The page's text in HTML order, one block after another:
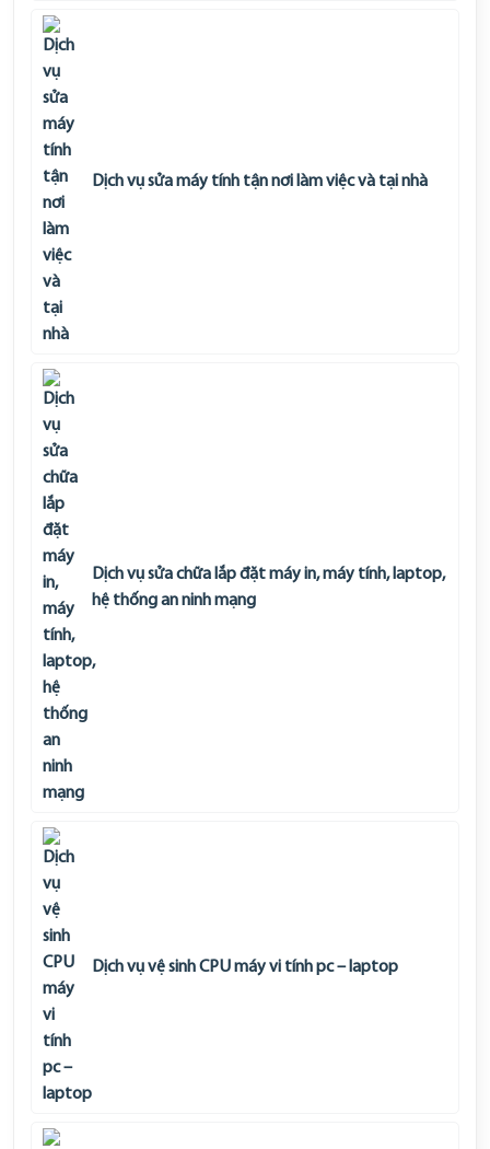
Dịch vụ sửa máy tính tận nơi làm việc và tại nhà
Dịch vụ sửa chữa lắp đặt máy in, máy tính, laptop,
hệ thống an ninh mạng
Dịch vụ vệ sinh CPU máy vi tính pc – laptop